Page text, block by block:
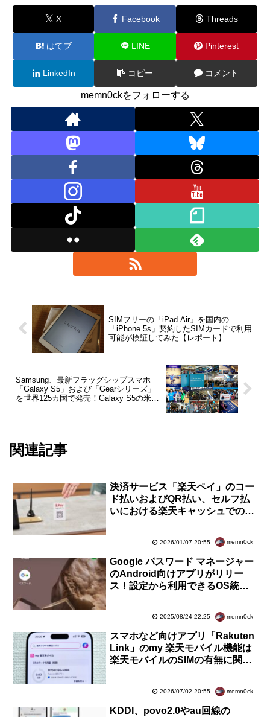
X Facebook Threads
はてブ LINE Pinterest
LinkedIn コピー コメント
memn0ckをフォローする
SIMフリーの「iPad Air」を国内の
「iPhone 5s」契約したSIMカードで利用
可能が検証してみた【レポート】
Samsung、最新フラッグシップスマホ
「Galaxy S5」および「Gearシリーズ」
を世界125カ国で発売！Galaxy S5の米国
関連記事
決済サービス「楽天ペイ」のコー
ド払いおよびQR払い、セルフ払
いにおける楽天キャッシュでの支
2026/01/07 20:55 memn0ck
Google パスワード マネージャー
のAndroid向けアプリがリリー
ス！設定から利用できるOS統合
2025/08/24 22:25 memn0ck
スマホなど向けアプリ「Rakuten
Link」のmy 楽天モバイル機能は
楽天モバイルのSIMの有無に関係
2026/07/02 20:55 memn0ck
KDDI、povo2.0やau回線の